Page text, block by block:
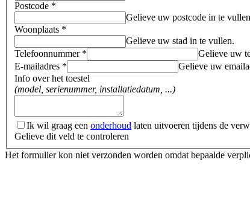
Postcode *
Gelieve uw postcode in te
Woonplaats *
Gelieve uw stad in te vullen.
Telefoonnummer *
Gelieve uw
E-mailadres *
Gelieve uw
Info over het toestel
(model, serienummer, installatiedatum, ...)
Ik wil graag een onderhoud laten uitvoeren tijdens de
Gelieve dit veld te controleren
Het formulier kon niet verzonden worden omdat bepaalde